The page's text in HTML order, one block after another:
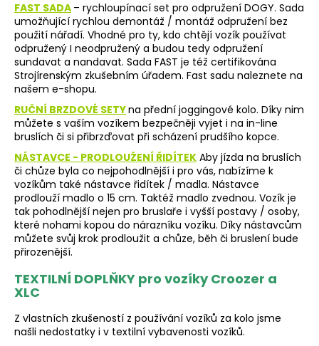
FAST SADA – rychloupínací set pro odpružení DOGY. Sada
umožňující rychlou demontáž / montáž odpružení bez
použití nářadí. Vhodné pro ty, kdo chtějí vozík používat
odpružený I neodpružený a budou tedy odpružení
sundavat a nandavat. Sada FAST je též certifikována
Strojírenským zkušebním úřadem. Fast sadu naleznete na
našem e-shopu.
RUČNÍ BRZDOVÉ SETYna přední joggingové kolo. Díky nim
můžete s vaším vozíkem bezpečněji vyjet i na in-line
bruslích či si přibrzďovat při scházení prudšího kopce.
NÁSTAVCE - PRODLOUŽENÍ ŘIDÍTEK Aby jízda na bruslích
či chůze byla co nejpohodlnější i pro vás, nabízíme k
vozíkům také nástavce řidítek / madla. Nástavce
prodlouží madlo o 15 cm. Taktéž madlo zvednou. Vozík je
tak pohodlnější nejen pro bruslaře i vyšší postavy / osoby,
které nohami kopou do nárazníku vozíku. Díky nástavcům
můžete svůj krok prodloužit a chůze, běh či bruslení bude
přirozenější.
TEXTILNÍ DOPLŇKY pro vozíky Croozer a
XLC
Z vlastních zkušeností z používání vozíků za kolo jsme
našli nedostatky i v textilní vybavenosti vozíků.